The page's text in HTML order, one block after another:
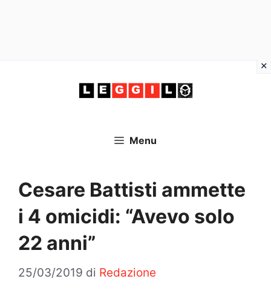
Menu
Cesare Battisti ammette
i 4 omicidi: “Avevo solo
22 anni”
25/03/2019 di Redazione